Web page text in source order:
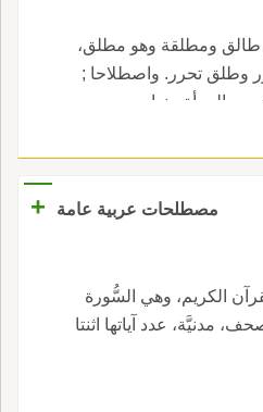
ومطلقة وهو مطلق،
وطلق تحرر. واصطلاحا ;
المرأة منها.
مصطلحات عربية عامة +
الكريم، وهي السُّورة
مدنيَّة، عدد آياتها اثنتا